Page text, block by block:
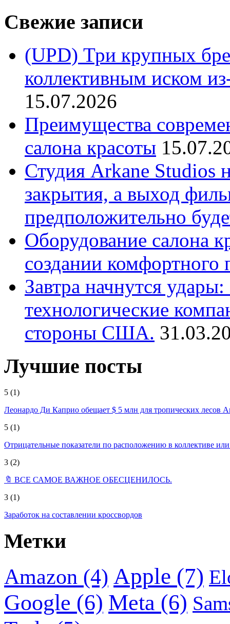
Свежие записи
(UPD) Три крупных
коллективным иском
15.07.2026
Преимущества
салона красоты
Студия Arkane Studios
закрытия, а выход
предположительно
Оборудование салона
создании комфортного
Завтра начнутся
технологические
стороны США.
Лучшие посты
5 (1)
Леонардо Ди Каприо обещает $ 5 млн для тропических лесов
5 (1)
Отрицательные показатели по расположению в коллективе
3 (2)
🔖 ВСЕ САМОЕ ВАЖНОЕ ОБЕСЦЕНИЛОСЬ.
3 (1)
Заработок на составлении кроссвордов
Метки
Amazon (4) Apple (7)
Google (6) Meta (6)